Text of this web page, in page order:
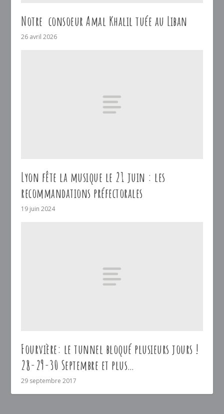
Notre consoeur Amal Khalil tuée au Liban
26 avril 2026
Lyon fête la musique le 21 juin : les
recommandations préfectorales
19 juin 2024
Fourvière: le tunnel bloqué plusieurs jours !
28-29-30 Septembre et plus…
29 septembre 2017